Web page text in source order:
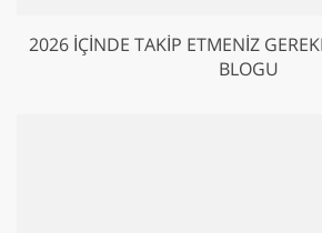
2026 İÇINDE TAKIP ETMENIZ
BLOGU